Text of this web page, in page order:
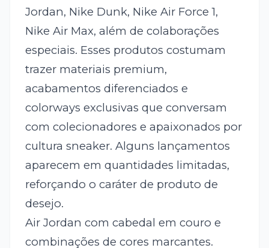
Jordan, Nike Dunk, Nike Air Force 1,
Nike Air Max, além de colaborações
especiais. Esses produtos costumam
trazer materiais premium,
acabamentos diferenciados e
colorways exclusivas que conversam
com colecionadores e apaixonados por
cultura sneaker. Alguns lançamentos
aparecem em quantidades limitadas,
reforçando o caráter de produto de
desejo.
Air Jordan com cabedal em couro e
combinações de cores marcantes.